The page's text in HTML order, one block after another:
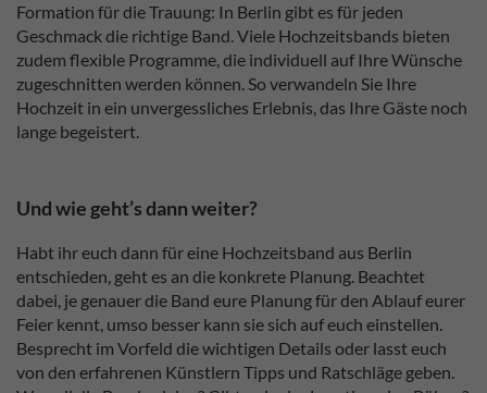
Formation für die Trauung: In Berlin gibt es für jeden
Geschmack die richtige Band. Viele Hochzeitsbands bieten
zudem flexible Programme, die individuell auf Ihre Wünsche
zugeschnitten werden können. So verwandeln Sie Ihre
Hochzeit in ein unvergessliches Erlebnis, das Ihre Gäste noch
lange begeistert.
Und wie geht’s dann weiter?
Habt ihr euch dann für eine Hochzeitsband aus Berlin
entschieden, geht es an die konkrete Planung. Beachtet
dabei, je genauer die Band eure Planung für den Ablauf eurer
Feier kennt, umso besser kann sie sich auf euch einstellen.
Besprecht im Vorfeld die wichtigen Details oder lasst euch
von den erfahrenen Künstlern Tipps und Ratschläge geben.